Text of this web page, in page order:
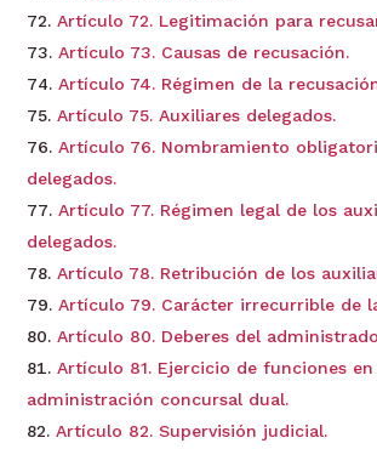
Artículo 72. Legitimación para
Artículo 73. Causas de recusación.
Artículo 74. Régimen de la
Artículo 75. Auxiliares delegados.
Artículo 76. Nombramiento
delegados.
Artículo 77. Régimen legal de los
delegados.
Artículo 78. Retribución de los
Artículo 79. Carácter irrecurrible de
Artículo 80. Deberes del
Artículo 81. Ejercicio de funciones en
administración concursal dual.
Artículo 82. Supervisión judicial.